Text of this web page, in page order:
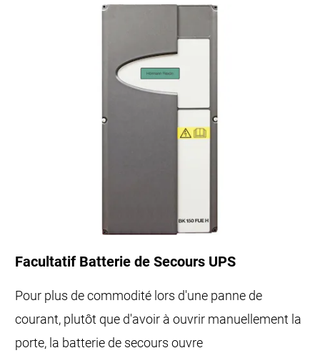
Facultatif Batterie de Secours UPS
Pour plus de commodité lors d'une panne de
courant, plutôt que d'avoir à ouvrir manuellement la
porte, la batterie de secours ouvre